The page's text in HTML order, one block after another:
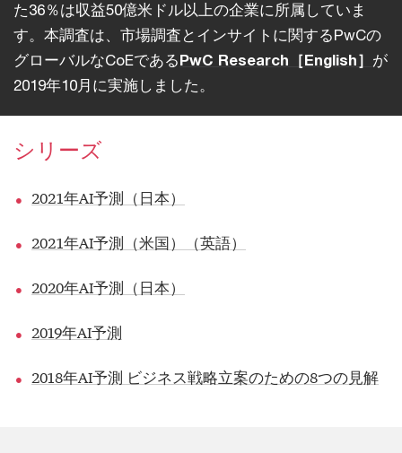
た36％は収益50億米ドル以上の企業に所属していま
す。本調査は、市場調査とインサイトに関するPwCの
グローバルなCoEであるPwC Research［English］ が
2019年10月に実施しました。
シリーズ
2021年AI予測（日本）
2021年AI予測（米国）（英語）
2020年AI予測（日本）
2019年AI予測
2018年AI予測 ビジネス戦略立案のための8つの見解